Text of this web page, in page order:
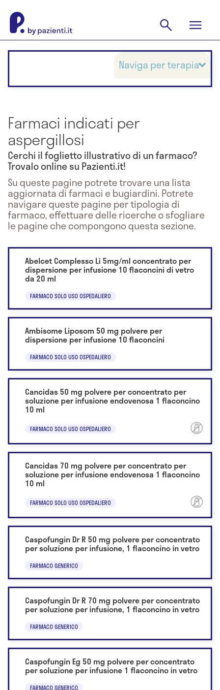
Farmaci indicati per
aspergillosi
Cerchi il foglietto illustrativo di un farmaco?
Trovalo online su Pazienti.it!
Su queste pagine potrete trovare una lista
aggiornata di farmaci e bugiardini. Potrete
navigare queste pagine per tipologia di
farmaco, effettuare delle ricerche o sfogliare
le pagine che compongono questa sezione.
Abelcet Complesso Li 5mg/ml concentrato per
dispersione per infusione 10 flaconcini di vetro
da 20 ml
FARMACO SOLO USO OSPEDALIERO
Ambisome Liposom 50 mg polvere per
dispersione per infusione 10 flaconcini
FARMACO SOLO USO OSPEDALIERO
Cancidas 50 mg polvere per concentrato per
soluzione per infusione endovenosa 1 flaconcino
10 ml
FARMACO SOLO USO OSPEDALIERO
Cancidas 70 mg polvere per concentrato per
soluzione per infusione endovenosa 1 flaconcino
10 ml
FARMACO SOLO USO OSPEDALIERO
Caspofungin Dr R 50 mg polvere per concentrato
per soluzione per infusione, 1 flaconcino in vetro
FARMACO GENERICO
Caspofungin Dr R 70 mg polvere per concentrato
per soluzione per infusione, 1 flaconcino in vetro
FARMACO GENERICO
Caspofungin Eg 50 mg polvere per concentrato
per soluzione per infusione 1 flaconcino in vetro
FARMACO GENERICO
Naviga per terapia